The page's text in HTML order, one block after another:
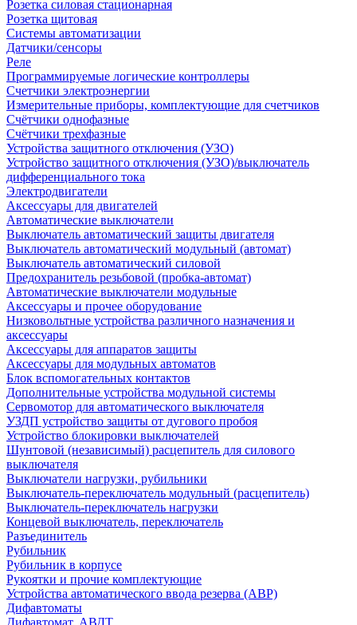
Розетка силовая стационарная
Розетка щитовая
Системы автоматизации
Датчики/сенсоры
Реле
Программируемые логические контроллеры
Счетчики электроэнергии
Измерительные приборы, комплектующие для счетчиков
Счётчики однофазные
Счётчики трехфазные
Устройства защитного отключения (УЗО)
Устройство защитного отключения (УЗО)/выключатель
дифференциального тока
Электродвигатели
Аксессуары для двигателей
Автоматические выключатели
Выключатель автоматический защиты двигателя
Выключатель автоматический модульный (автомат)
Выключатель автоматический силовой
Предохранитель резьбовой (пробка-автомат)
Автоматические выключатели модульные
Аксессуары и прочее оборудование
Низковольтные устройства различного назначения и
аксессуары
Аксессуары для аппаратов защиты
Аксессуары для модульных автоматов
Блок вспомогательных контактов
Дополнительные устройства модульной системы
Сервомотор для автоматического выключателя
УЗДП устройство защиты от дугового пробоя
Устройство блокировки выключателей
Шунтовой (независимый) расцепитель для силового
выключателя
Выключатели нагрузки, рубильники
Выключатель-переключатель модульный (расцепитель)
Выключатель-переключатель нагрузки
Концевой выключатель, переключатель
Разъединитель
Рубильник
Рубильник в корпусе
Рукоятки и прочие комплектующие
Устройства автоматического ввода резерва (АВР)
Дифавтоматы
Дифавтомат, АВДТ